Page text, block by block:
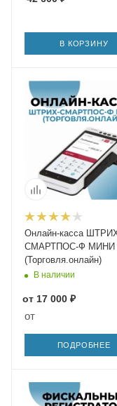
В КОРЗИНУ
Онлайн-касса
СМАРТПОС-Ф МИНИ
(Торговля.онлайн)
В наличии
от 17 000 ₽
от
ПОДРОБНЕЕ